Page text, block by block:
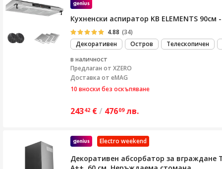
Кухненски аспиратор KB ELEMENTS
4.88 (34)
Декоративен
Остров
Телескопичен
в наличност
Предлаган от XZERO
Доставка от eMAG
10 вноски без оскъпяване
24342 €/ 47609 лв.
Electro weekend
Декоративен абсорбатор за вграждане